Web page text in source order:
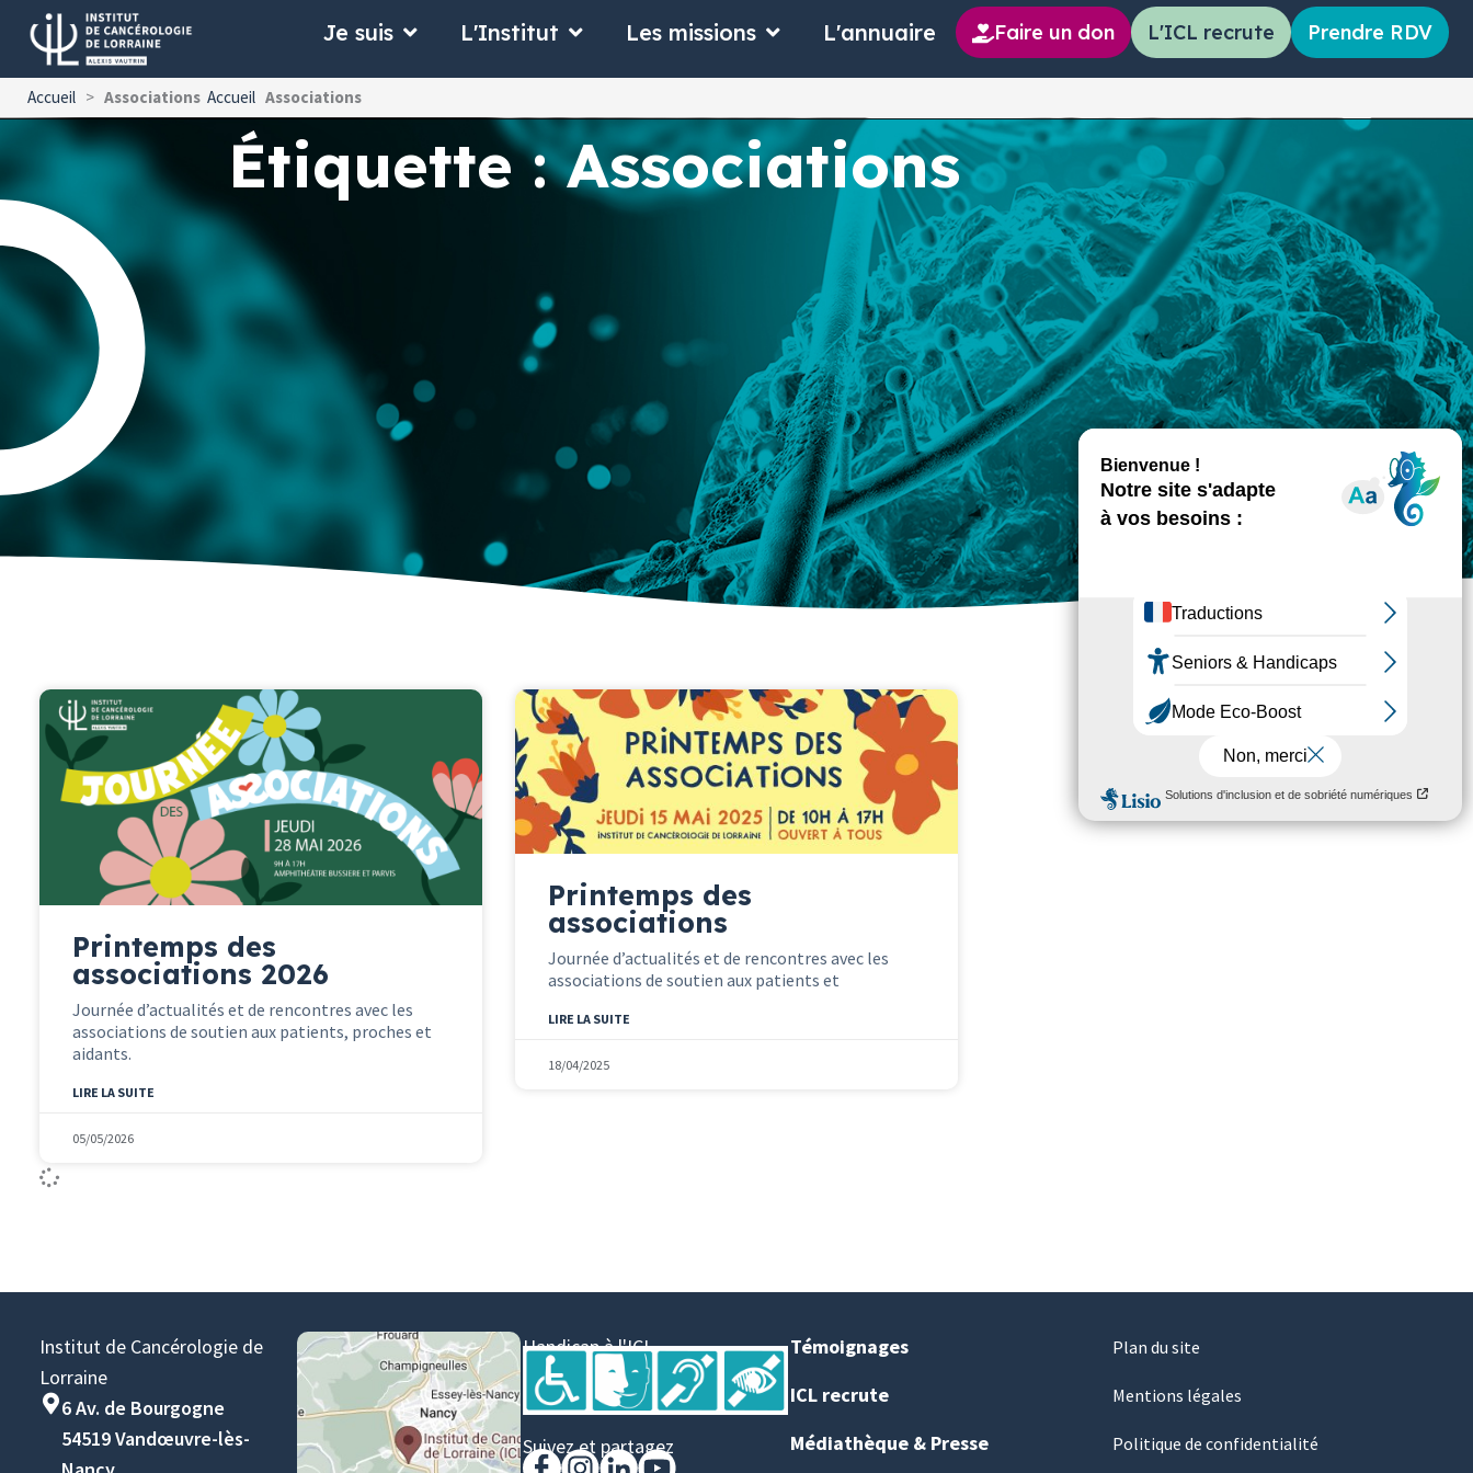
contenu
Je suis Ouvrir Je suis
L'Institut Ouvrir L'Institut
Les missions Ouvrir Les missions
L'annuaire Faire un don L'ICL recrute Prendre RDV
Accueil > Associations Accueil Associations
Étiquette : Associations
Printemps des
associations 2026
Journée d’actualités et de rencontres avec les
associations de soutien aux patients, proches et
aidants.
LIRE LA SUITE
05/05/2026
Printemps des
associations
Journée d’actualités et de rencontres avec les
associations de soutien aux patients et
LIRE LA SUITE
18/04/2025
Institut de Cancérologie de
Lorraine
6 Av. de Bourgogne
54519 Vandœuvre-lès-
Handicap à l'ICL
Suivez et partagez
Témoignages
ICL recrute
Médiathèque & Presse
Plan du site
Mentions légales
Politique de confidentialité